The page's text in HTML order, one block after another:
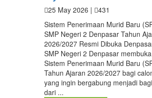
25 May 2026 |
431
Sistem Penerimaan Murid Baru
SMP Negeri 2 Denpasar Tahun
2026/2027 Resmi Dibuka
SMP Negeri 2 Denpasar membuka
Sistem Penerimaan Murid Baru
Tahun Ajaran 2026/2027 bagi
yang ingin bergabung menjadi
dari ...